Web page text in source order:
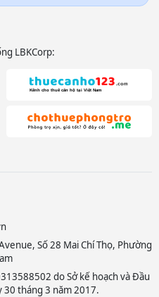
LBKCorp:
Số 28 Mai Chí Thọ, Phường
do Sở kế hoạch và Đầu
30 tháng 3 năm 2017.